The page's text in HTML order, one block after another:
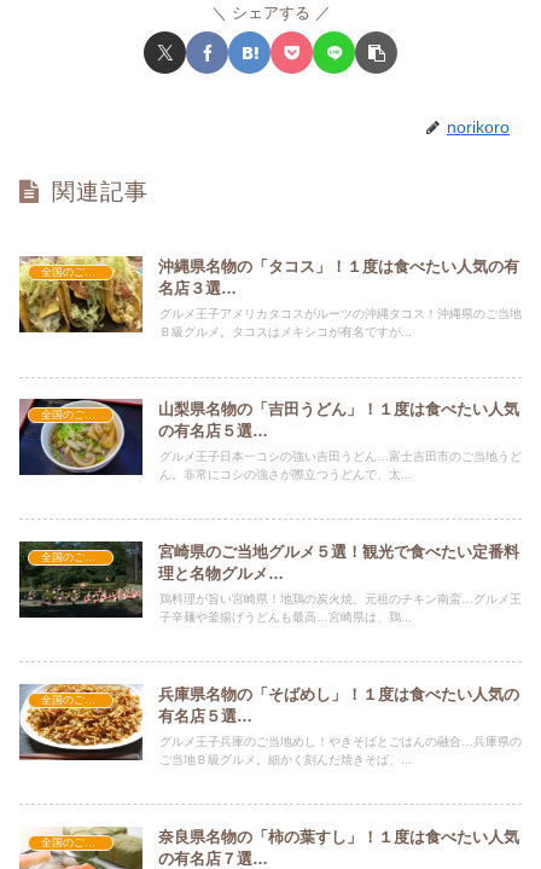
シェアする
norikoro
関連記事
全国のご当地グルメ
沖縄県名物の「タコス」！１度は食べたい人気の有
名店３選…
グルメ王子アメリカタコスがルーツの沖縄タコス！沖縄県のご当地
Ｂ級グルメ。タコスはメキシコが有名ですが...
全国のご当地グルメ
山梨県名物の「吉田うどん」！１度は食べたい人気
の有名店５選…
グルメ王子日本一コシの強い吉田うどん…富士吉田市のご当地うど
ん。非常にコシの強さが際立つうどんで、太...
全国のご当地グルメ
宮崎県のご当地グルメ５選！観光で食べたい定番料
理と名物グルメ…
鶏料理が旨い宮崎県！地鶏の炭火焼、元祖のチキン南蛮…グルメ王
子辛麺や釜揚げうどんも最高…宮崎県は、鶏...
全国のご当地グルメ
兵庫県名物の「そばめし」！１度は食べたい人気の
有名店５選…
グルメ王子兵庫のご当地めし！やきそばとごはんの融合…兵庫県の
ご当地Ｂ級グルメ。細かく刻んだ焼きそば、...
全国のご当地グルメ
奈良県名物の「柿の葉すし」！１度は食べたい人気
の有名店７選…